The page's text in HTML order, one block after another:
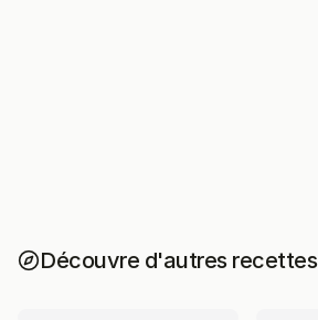
Découvre d'autres recettes